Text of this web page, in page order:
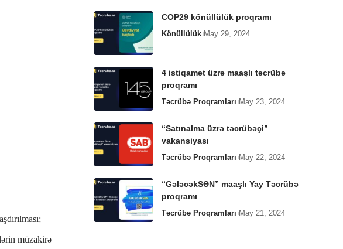
müzakirə
COP29 könüllülük proqramı
Könüllülük May 29, 2024
4 istiqamət üzrə maaşlı təcrübə
proqramı
Təcrübə Proqramları May 23, 2024
“Satınalma üzrə təcrübəçi”
vakansiyası
Təcrübə Proqramları May 22, 2024
“GələcəkSƏN” maaşlı Yay Təcrübə
proqramı
Təcrübə Proqramları May 21, 2024